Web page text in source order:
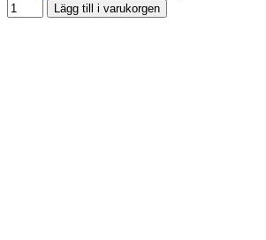
Lägg till i varukorgen